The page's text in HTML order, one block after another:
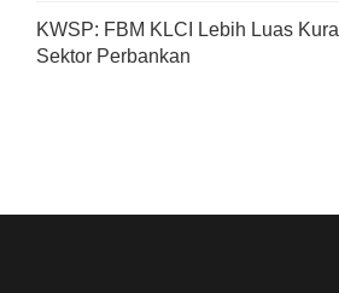
KWSP: FBM KLCI Lebih Luas
Sektor Perbankan